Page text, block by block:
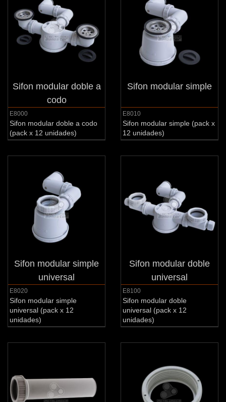
Sifon modular doble a
codo
E8000
Sifon modular doble a codo
(pack x 12 unidades)
Sifon modular simple
E8010
Sifon modular simple (pack x
12 unidades)
Sifon modular simple
universal
E8020
Sifon modular simple
universal (pack x 12
unidades)
Sifon modular doble
universal
E8100
Sifon modular doble
universal (pack x 12
unidades)